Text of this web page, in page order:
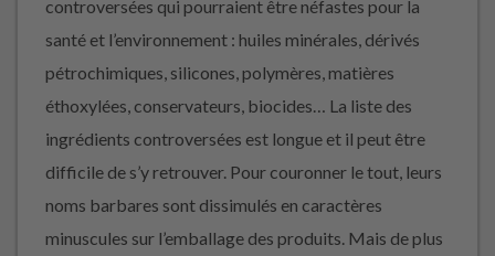
controversées qui pourraient être néfastes pour la
santé et l’environnement : huiles minérales, dérivés
pétrochimiques, silicones, polymères, matières
éthoxylées, conservateurs, biocides… La liste des
ingrédients controversées est longue et il peut être
difficile de s’y retrouver. Pour couronner le tout, leurs
noms barbares sont dissimulés en caractères
minuscules sur l’emballage des produits. Mais de plus